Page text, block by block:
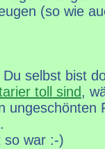
(so wie
selbst bist
toll sind,
ungeschönten
so war :-)